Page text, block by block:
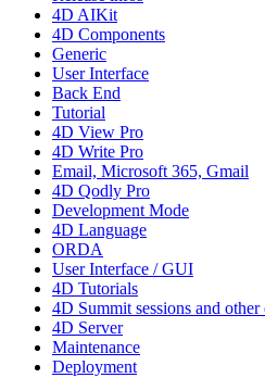
4D AIKit
4D Components
Generic
User Interface
Back End
Tutorial
4D View Pro
4D Write Pro
Email, Microsoft 365, Gmail
4D Qodly Pro
Development Mode
4D Language
ORDA
User Interface / GUI
4D Tutorials
4D Summit sessions and
4D Server
Maintenance
Deployment